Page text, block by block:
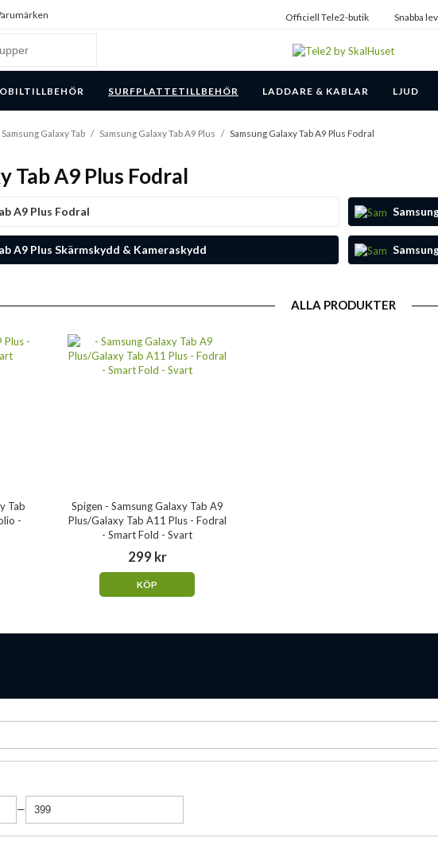
Officiell Tele2-butik Snabba
SURFPLATTETILLBEHÖR LADDARE & KABLAR LJUD
Samsung Galaxy Tab / Samsung Galaxy Tab A9 Plus / Samsung Galaxy Tab A9 Plus Fodral
Tab A9 Plus Fodral
A9 Plus Fodral
A9 Plus Skärmskydd & Kameraskydd
ALLA PRODUKTER
Tab
-
Spigen - Samsung Galaxy Tab A9
Plus/Galaxy Tab A11 Plus - Fodral
- Smart Fold - Svart
299 kr
KÖP
—